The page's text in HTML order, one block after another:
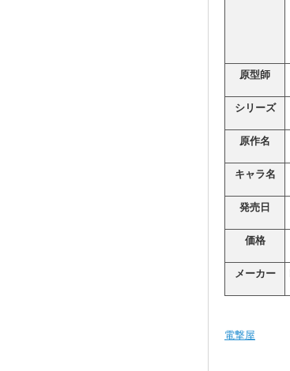
原型師
シリーズ
原作名
キャラ名
発売日
価格
メーカー
電撃屋